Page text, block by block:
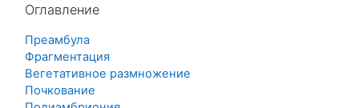
Оглавление
Преамбула
Фрагментация
Вегетативное размножение
Почкование